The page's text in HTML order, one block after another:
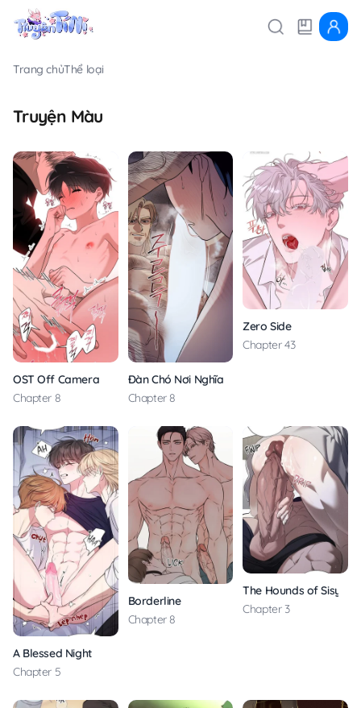
Trang chủThể loại
Truyện Màu
OST Off Camera
Chapter 8
Đàn Chó Nơi Nghĩa Địa
Chapter 8
Zero Side
Chapter 43
A Blessed Night
Chapter 5
Borderline
Chapter 8
The Hounds of
Chapter 3